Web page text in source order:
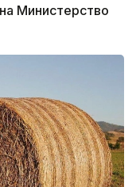
Министерство